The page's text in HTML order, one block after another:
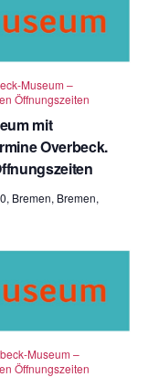
mit
Overbeck.
Museum –
Öffnungszeiten
Bremen, Bremen,
Museum –
Öffnungszeiten